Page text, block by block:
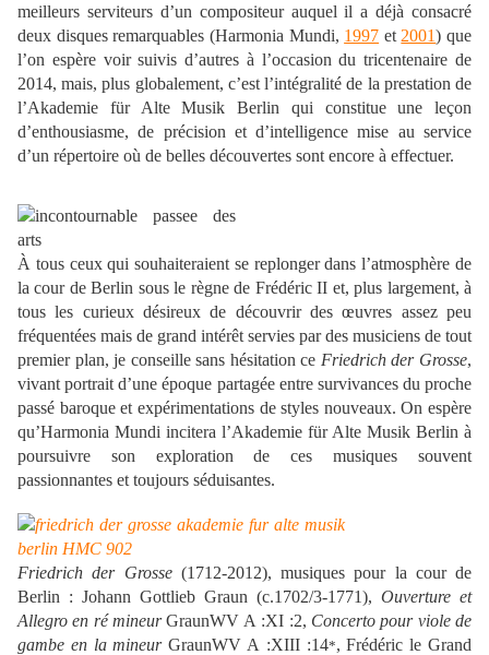
meilleurs serviteurs d’un compositeur auquel il a déjà consacré
deux disques remarquables (Harmonia Mundi, 1997 et 2001) que
l’on espère voir suivis d’autres à l’occasion du tricentenaire de
2014, mais, plus globalement, c’est l’intégralité de la prestation de
l’Akademie für Alte Musik Berlin qui constitue une leçon
d’enthousiasme, de précision et d’intelligence mise au service
d’un répertoire où de belles découvertes sont encore à effectuer.
À tous ceux qui souhaiteraient se replonger dans l’atmosphère de
la cour de Berlin sous le règne de Frédéric II et, plus largement, à
tous les curieux désireux de découvrir des œuvres assez peu
fréquentées mais de grand intérêt servies par des musiciens de tout
premier plan, je conseille sans hésitation ce Friedrich der Grosse,
vivant portrait d’une époque partagée entre survivances du proche
passé baroque et expérimentations de styles nouveaux. On espère
qu’Harmonia Mundi incitera l’Akademie für Alte Musik Berlin à
poursuivre son exploration de ces musiques souvent
passionnantes et toujours séduisantes.
Friedrich der Grosse(1712-2012), musiques pour la cour de
Berlin : Johann Gottlieb Graun (c.1702/3-1771), Ouverture et
Allegro en ré mineurGraunWV A :XI :2, Concerto pour viole de
gambe en la mineurGraunWV A :XIII :14*, Frédéric le Grand